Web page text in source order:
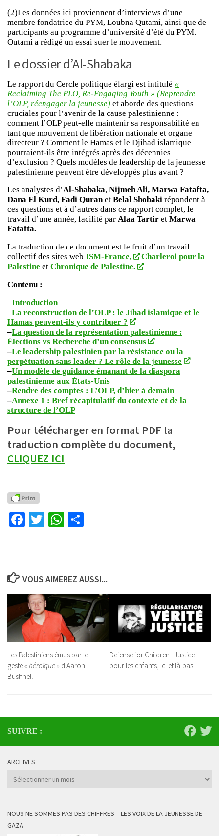
(2)Les données ici proviennent d’interviews d’une
membre fondatrice du PYM, Loubna Qutami, ainsi que de
participants au programme d’université d’été du PYM.
Qutami a rédigé un essai suer le mouvement.
Le dossier d’Al-Shabaka
Le rapport du Cercle politique élargi est intitulé «
Reclaiming The PLO, Re-Engaging Youth » (Reprendre
l’OLP, réengager la jeunesse) et aborde des questions
cruciales pour l’avenir de la cause palestinienne :
comment l’OLP peut-elle maintenir sa responsabilité en
tant que mouvement de libération nationale et organe
directeur ? Comment le Hamas et le Djihad islamique
pourraient-ils être intégrés après des décennies
d’exclusion ? Quels modèles de leadership de la jeunesse
palestinienne peuvent être développés plus avant ?
Les analystes d’Al-Shabaka, Nijmeh Ali, Marwa Fatafta,
Dana El Kurd, Fadi Quranet Belal Shobaki répondent à
ces questions et à d’autres dans ce rapport complet, le
travail d’une année, facilité par Alaa Tartir et Marwa
Fatafta.
La traduction de ce document est le fruit d’un travail
collectif des sites web ISM-France,
Charleroi pour la
Palestine et Chronique de Palestine.
Contenu :
–Introduction
–La reconstruction de l’OLP : le Jihad islamique et le
Hamas peuvent-ils y contribuer ?
–La question de la représentation palestinienne :
Élections vs Recherche d’un consensus
–Le leadership palestinien par la résistance ou la
perpétuation sans leader ? Le rôle de la jeunesse
–Un modèle de guidance émanant de la diaspora
palestinienne aux États-Unis
–Rendre des comptes : L’OLP, d’hier à demain
–Annexe 1 : Bref récapitulatif du contexte et de la
structure de l’OLP
Pour télécharger en format PDF la
traduction complète du document,
CLIQUEZ ICI
Facebook
TwitterWhatsApp
VOUS AIMEREZ AUSSI...
Les Palestiniens émus par le
geste« héroïque » d’Aaron
Bushnell
Defense for Children : Justice
pour les enfants, ici et là-bas
SUIVRE :
ARCHIVES
Archives
NOUS NE SOMMES PAS DES CHIFFRES – LES VOIX DE LA JEUNESSE DE
GAZA